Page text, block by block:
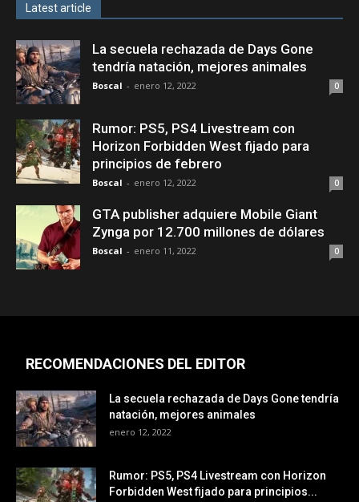
Latest article
La secuela rechazada de Days Gone
tendría natación, mejores animales
Boscal - enero 12, 2022 0
Rumor: PS5, PS4 Livestream con
Horizon Forbidden West fijado para
principios de febrero
Boscal - enero 12, 2022 0
GTA publisher adquiere Mobile Giant
Zynga por 12.700 millones de dólares
Boscal - enero 11, 2022 0
RECOMENDACIONES DEL EDITOR
La secuela rechazada de Days Gone tendría
natación, mejores animales
enero 12, 2022
Rumor: PS5, PS4 Livestream con Horizon
Forbidden West fijado para principios...